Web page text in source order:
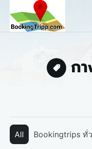
bookingtripp.com
ก
All Bookingtrips ทั่